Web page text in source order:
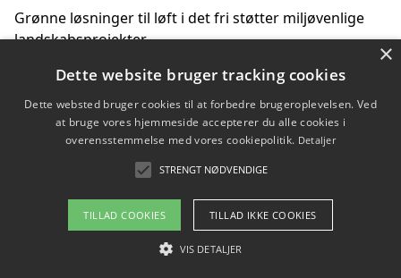
Grønne løsninger til løft i det fri støtter miljøvenlige
landskabsprojekter
Gør haven til et frirum for familien og naturen
Copyright 2026 - Pilanto Aps
Om / kontakt
Blog Betingelser
×
Dette website bruger tracking cookies
Dette websted bruger cookies til at forbedre brugeroplevelsen. Ved
at bruge vores hjemmeside accepterer du alle cookies i
overensstemmelse med vores cookiepolitik. Detaljer
STRENGT NØDVENDIGE
TILLAD COOKIES TILLAD IKKE COOKIES
VIS DETALJER